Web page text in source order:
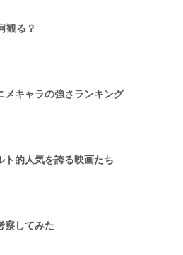
観る？
メキャラの強さランキング
ト的人気を誇る映画たち
察してみた